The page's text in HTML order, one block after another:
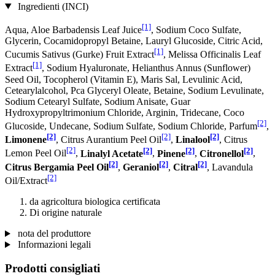
Ingredienti (INCI)
Aqua, Aloe Barbadensis Leaf Juice[1], Sodium Coco­ Sulfate,
Glycerin, Cocamidopropyl Betaine, Lauryl Glucoside, Citric Acid,
Cucumis Sativus (Gurke) Fruit Extract[1], Melissa Officinalis Leaf
Extract[1], Sodium Hyaluronate, Helianthus Annus (Sunflower)
Seed Oil, Tocopherol (Vitamin E), Maris Sal, Levulinic Acid,
Cetearylalcohol, Pca Glyceryl Oleate, Betaine, Sodium Levulinate,
Sodium Cetearyl Sulfate, Sodium Anisate, Guar
Hydroxypropyltrimonium Chloride, Arginin, Tridecane, Coco
Glucoside, Undecane, Sodium Sulfate, Sodium Chloride, Parfum[2],
Limonene[2], Citrus Aurantium Peel Oil[2], Linalool[2], Citrus
Lemon Peel Oil[2], Linalyl Acetate[2], Pinene[2], Citronellol[2],
Citrus Bergamia Peel Oil[2], Geraniol[2], Citral[2], Lavandula
Oil/Extract[2]
da agricoltura biologica certificata
Di origine naturale
nota del produttore
Informazioni legali
Prodotti consigliati